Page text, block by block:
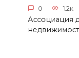
0 1.2к.
Ассоциация